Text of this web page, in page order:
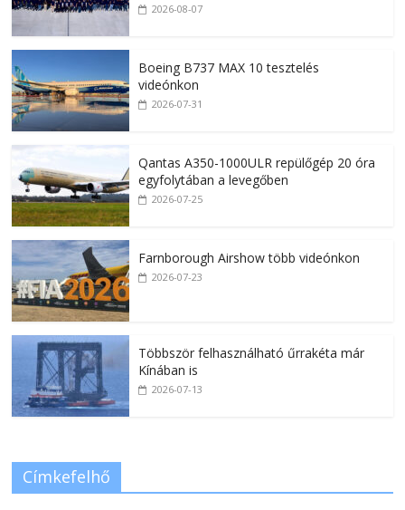
2026-08-07
Boeing B737 MAX 10 tesztelés
videónkon
2026-07-31
Qantas A350-1000ULR repülőgép 20 óra
egyfolytában a levegőben
2026-07-25
Farnborough Airshow több videónkon
2026-07-23
Többször felhasználható űrrakéta már
Kínában is
2026-07-13
Címkefelhő